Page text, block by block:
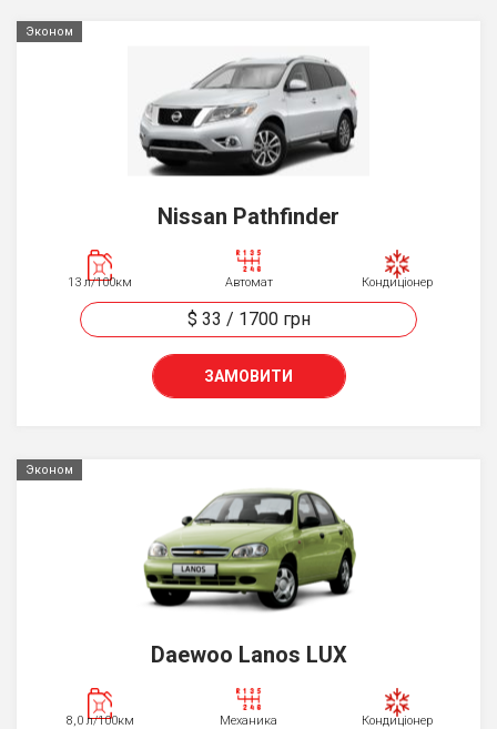
Эконом
Nissan Pathfinder
13 л/100км Автомат Кондиціонер
$ 33 / 1700 грн
ЗАМОВИТИ
Эконом
Daewoo Lanos LUX
8,0 л/100км Механика Кондиціонер